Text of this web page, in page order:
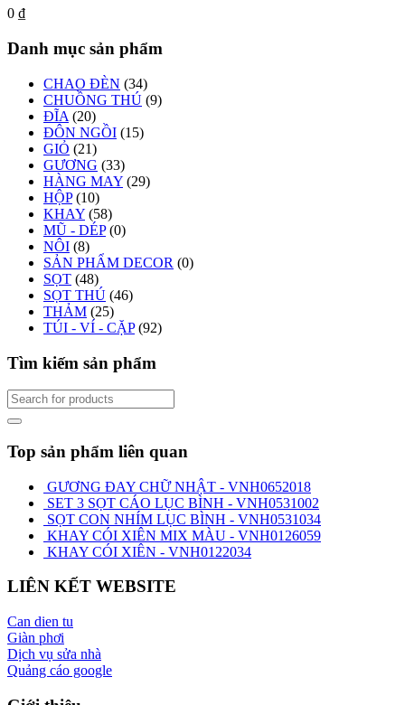
0 ₫
Danh mục sản phẩm
CHAO ĐÈN (34)
CHUỒNG THÚ (9)
ĐĨA (20)
ĐÔN NGỒI (15)
GIỎ (21)
GƯƠNG (33)
HÀNG MAY (29)
HỘP (10)
KHAY (58)
MŨ - DÉP (0)
NÔI (8)
SẢN PHẨM DECOR (0)
SỌT (48)
SỌT THÚ (46)
THẢM (25)
TÚI - VÍ - CẶP (92)
Tìm kiếm sản phẩm
Top sản phẩm liên quan
GƯƠNG ĐAY CHỮ NHẬT - VNH0652018
SET 3 SỌT CÁO LỤC BÌNH - VNH0531002
SỌT CON NHÍM LỤC BÌNH - VNH0531034
KHAY CÓI XIÊN MIX MÀU - VNH0126059
KHAY CÓI XIÊN - VNH0122034
LIÊN KẾT WEBSITE
Can dien tu
Giàn phơi
Dịch vụ sửa nhà
Quảng cáo google